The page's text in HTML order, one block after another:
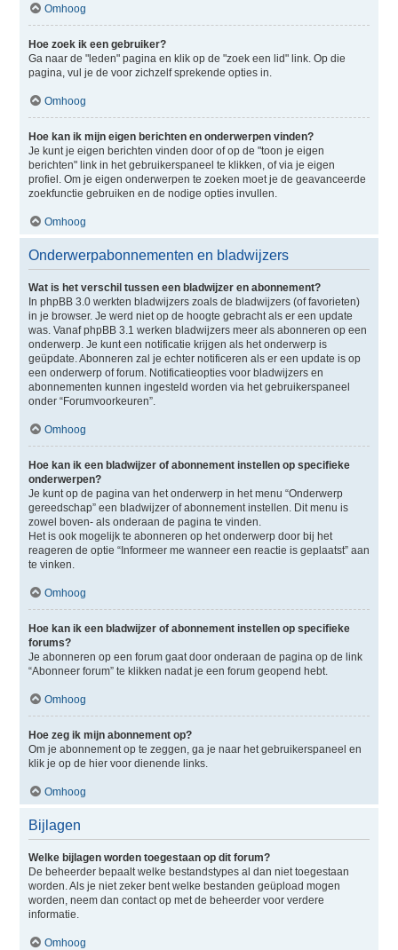
Omhoog
Hoe zoek ik een gebruiker?
Ga naar de "leden" pagina en klik op de "zoek een lid" link. Op die
pagina, vul je de voor zichzelf sprekende opties in.
Omhoog
Hoe kan ik mijn eigen berichten en onderwerpen vinden?
Je kunt je eigen berichten vinden door of op de "toon je eigen
berichten" link in het gebruikerspaneel te klikken, of via je eigen
profiel. Om je eigen onderwerpen te zoeken moet je de geavanceerde
zoekfunctie gebruiken en de nodige opties invullen.
Omhoog
Onderwerpabonnementen en bladwijzers
Wat is het verschil tussen een bladwijzer en abonnement?
In phpBB 3.0 werkten bladwijzers zoals de bladwijzers (of favorieten)
in je browser. Je werd niet op de hoogte gebracht als er een update
was. Vanaf phpBB 3.1 werken bladwijzers meer als abonneren op een
onderwerp. Je kunt een notificatie krijgen als het onderwerp is
geüpdate. Abonneren zal je echter notificeren als er een update is op
een onderwerp of forum. Notificatieopties voor bladwijzers en
abonnementen kunnen ingesteld worden via het gebruikerspaneel
onder “Forumvoorkeuren”.
Omhoog
Hoe kan ik een bladwijzer of abonnement instellen op specifieke
onderwerpen?
Je kunt op de pagina van het onderwerp in het menu “Onderwerp
gereedschap” een bladwijzer of abonnement instellen. Dit menu is
zowel boven- als onderaan de pagina te vinden.
Het is ook mogelijk te abonneren op het onderwerp door bij het
reageren de optie “Informeer me wanneer een reactie is geplaatst” aan
te vinken.
Omhoog
Hoe kan ik een bladwijzer of abonnement instellen op specifieke
forums?
Je abonneren op een forum gaat door onderaan de pagina op de link
“Abonneer forum” te klikken nadat je een forum geopend hebt.
Omhoog
Hoe zeg ik mijn abonnement op?
Om je abonnement op te zeggen, ga je naar het gebruikerspaneel en
klik je op de hier voor dienende links.
Omhoog
Bijlagen
Welke bijlagen worden toegestaan op dit forum?
De beheerder bepaalt welke bestandstypes al dan niet toegestaan
worden. Als je niet zeker bent welke bestanden geüpload mogen
worden, neem dan contact op met de beheerder voor verdere
informatie.
Omhoog